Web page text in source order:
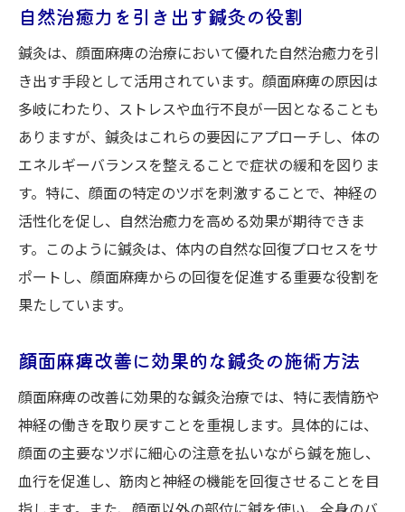
自然治癒力を引き出す鍼灸の役割
鍼灸は、顔面麻痺の治療において優れた自然治癒力を引
き出す手段として活用されています。顔面麻痺の原因は
多岐にわたり、ストレスや血行不良が一因となることも
ありますが、鍼灸はこれらの要因にアプローチし、体の
エネルギーバランスを整えることで症状の緩和を図りま
す。特に、顔面の特定のツボを刺激することで、神経の
活性化を促し、自然治癒力を高める効果が期待できま
す。このように鍼灸は、体内の自然な回復プロセスをサ
ポートし、顔面麻痺からの回復を促進する重要な役割を
果たしています。
顔面麻痺改善に効果的な鍼灸の施術方法
顔面麻痺の改善に効果的な鍼灸治療では、特に表情筋や
神経の働きを取り戻すことを重視します。具体的には、
顔面の主要なツボに細心の注意を払いながら鍼を施し、
血行を促進し、筋肉と神経の機能を回復させることを目